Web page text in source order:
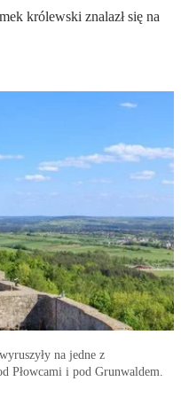
królewski znalazł się na
na jedne z
Płowcami i pod Grunwaldem.